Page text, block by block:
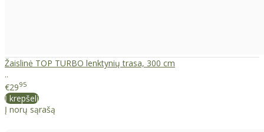
Žaislinė TOP TURBO lenktynių trasa, 300 cm
..
€2995
Į krepšelį
Į norų sąrašą